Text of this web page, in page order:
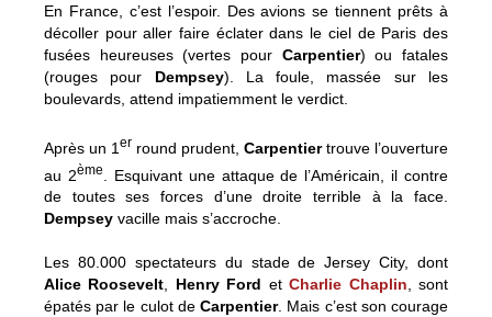
En France, c’est l’espoir. Des avions se tiennent prêts à
décoller pour aller faire éclater dans le ciel de Paris des
fusées heureuses (vertes pour Carpentier) ou fatales
(rouges pour Dempsey). La foule, massée sur les
boulevards, attend impatiemment le verdict.
Après un 1 er round prudent, Carpentiertrouve l’ouverture
au 2ème
. Esquivant une attaque de l’Américain, il contre
de toutes ses forces d’une droite terrible à la face.
Dempsey vacille mais s’accroche.
Les 80.000 spectateurs du stade de Jersey City, dont
Alice Roosevelt, Henry Ford etCharlie Chaplin, sont
épatés par le culot deCarpentier. Mais c’est son courage